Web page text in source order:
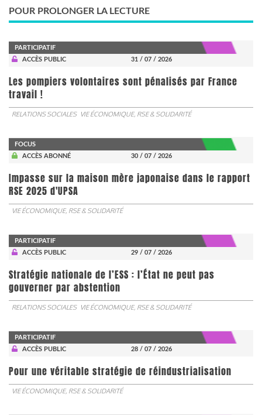
POUR PROLONGER LA LECTURE
PARTICIPATIF
ACCÈS PUBLIC
31 / 07 / 2026
Les pompiers volontaires sont pénalisés par France
travail !
RELATIONS SOCIALES VIE ÉCONOMIQUE, RSE & SOLIDARITÉ
FOCUS
ACCÈS ABONNÉ
30 / 07 / 2026
Impasse sur la maison mère japonaise dans le rapport
RSE 2025 d'UPSA
VIE ÉCONOMIQUE, RSE & SOLIDARITÉ
PARTICIPATIF
ACCÈS PUBLIC
29 / 07 / 2026
Stratégie nationale de l’ESS : l’État ne peut pas
gouverner par abstention
RELATIONS SOCIALES VIE ÉCONOMIQUE, RSE & SOLIDARITÉ
PARTICIPATIF
ACCÈS PUBLIC
28 / 07 / 2026
Pour une véritable stratégie de réindustrialisation
VIE ÉCONOMIQUE, RSE & SOLIDARITÉ